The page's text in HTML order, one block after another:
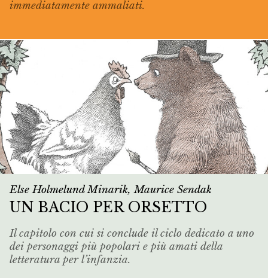
immediatamente ammaliati.
Else Holmelund Minarik, Maurice Sendak
UN BACIO PER ORSETTO
Il capitolo con cui si conclude il ciclo dedicato a uno
dei personaggi più popolari e più amati della
letteratura per l’infanzia.